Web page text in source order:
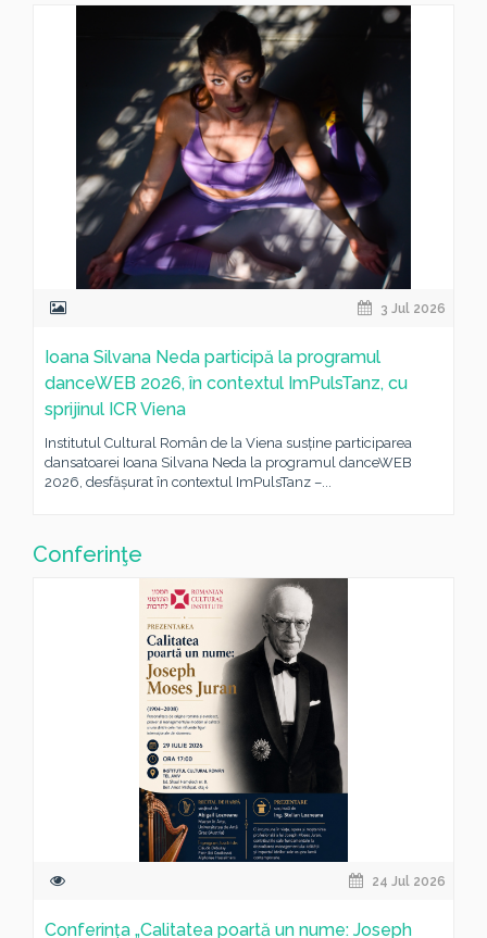
3 Jul 2026
Ioana Silvana Neda participă la programul
danceWEB 2026, în contextul ImPulsTanz, cu
sprijinul ICR Viena
Institutul Cultural Român de la Viena susține participarea
dansatoarei Ioana Silvana Neda la programul danceWEB
2026, desfășurat în contextul ImPulsTanz –...
Conferinţe
24 Jul 2026
Conferința „Calitatea poartă un nume: Joseph